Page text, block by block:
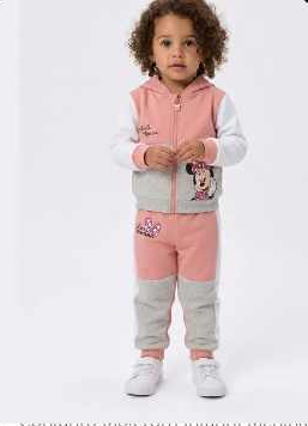
2
adicionar a sacola
Conjunto Moletom Infantil Menina